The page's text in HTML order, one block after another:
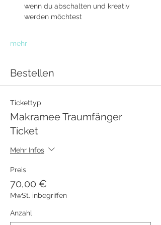
wenn du abschalten und kreativ
werden möchtest
mehr
Bestellen
Tickettyp
Makramee Traumfänger
Ticket
Mehr Infos
Preis
70,00 €
MwSt. inbegriffen
Anzahl